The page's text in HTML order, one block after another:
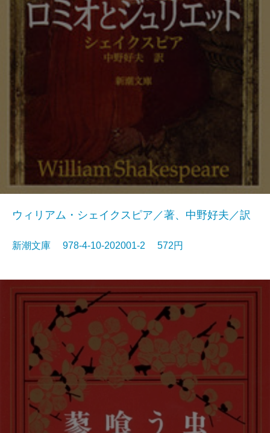
ウィリアム・シェイクスピア／著、中野好夫／訳
新潮文庫 978-4-10-202001-2 572円